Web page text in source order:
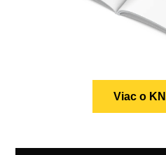
Viac o